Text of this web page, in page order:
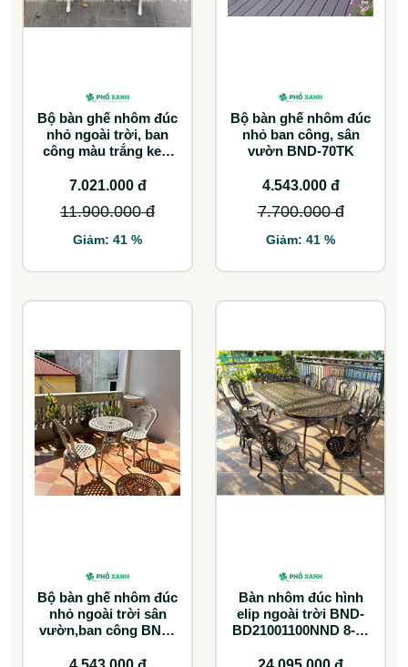
Bộ bàn ghế nhôm đúc
nhỏ ngoài trời, ban
công màu trắng kem
7.021.000 đ
11.900.000 đ
Giảm: 41 %
Bộ bàn ghế nhôm đúc
nhỏ ban công, sân
vườn BND-70TK
4.543.000 đ
7.700.000 đ
Giảm: 41 %
Bộ bàn ghế nhôm đúc
nhỏ ngoài trời sân
vườn,ban công BND-
Bàn nhôm đúc hình
elip ngoài trời BND-
BD21001100NND 8-10
cho không gian lớn